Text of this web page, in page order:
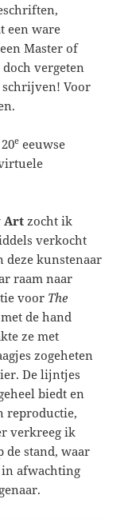
een ware
Master of
vergeten
Voor
e eeuwse
Artzocht ik
verkocht
kunstenaar
raam naar
voor The
de hand
ze met
zogeheten
De lijntjes
biedt en
reproductie,
verkreeg ik
de stand, waar
afwachting